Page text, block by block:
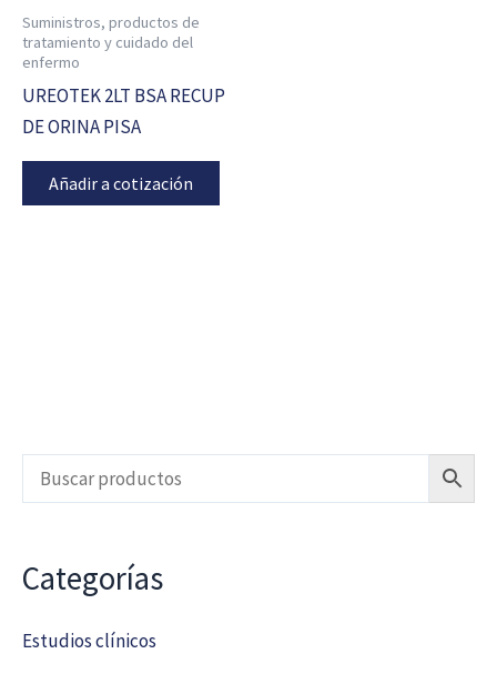
Categorías
Estudios clínicos
Suministros, productos de
tratamiento y cuidado del
enfermo
UREOTEK 2LT BSA RECUP
DE ORINA PISA
Añadir a cotización